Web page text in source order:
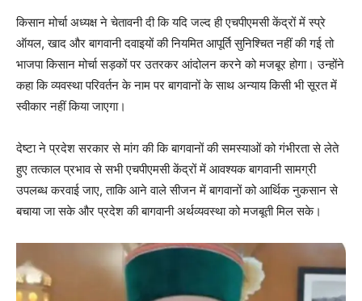
News Week
किसान मोर्चा अध्यक्ष ने चेतावनी दी कि यदि जल्द ही एचपीएमसी केंद्रों में स्प्रे
ऑयल, खाद और बागवानी दवाइयों की नियमित आपूर्ति सुनिश्चित नहीं की गई तो
भाजपा किसान मोर्चा सड़कों पर उतरकर आंदोलन करने को मजबूर होगा। उन्होंने
कहा कि व्यवस्था परिवर्तन के नाम पर बागवानों के साथ अन्याय किसी भी सूरत में
स्वीकार नहीं किया जाएगा।
देष्टा ने प्रदेश सरकार से मांग की कि बागवानों की समस्याओं को गंभीरता से लेते
हुए तत्काल प्रभाव से सभी एचपीएमसी केंद्रों में आवश्यक बागवानी सामग्री
उपलब्ध करवाई जाए, ताकि आने वाले सीजन में बागवानों को आर्थिक नुकसान से
बचाया जा सके और प्रदेश की बागवानी अर्थव्यवस्था को मजबूती मिल सके।